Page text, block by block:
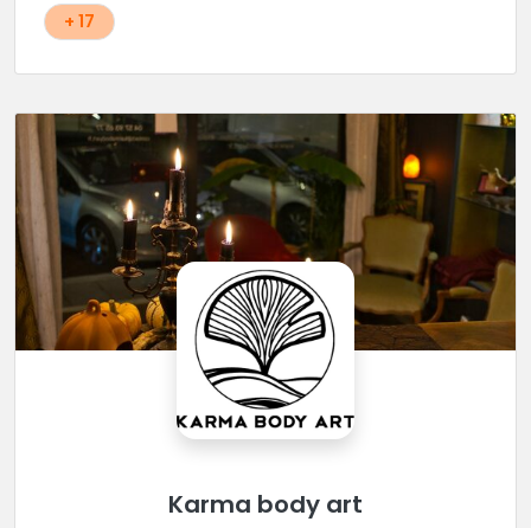
+ 17
Karma body art